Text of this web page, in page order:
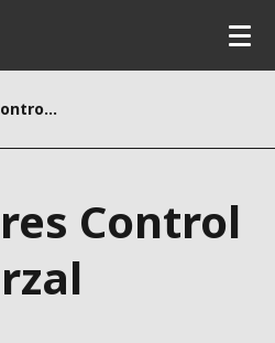
Indicadores Control Social Zarzal
Control